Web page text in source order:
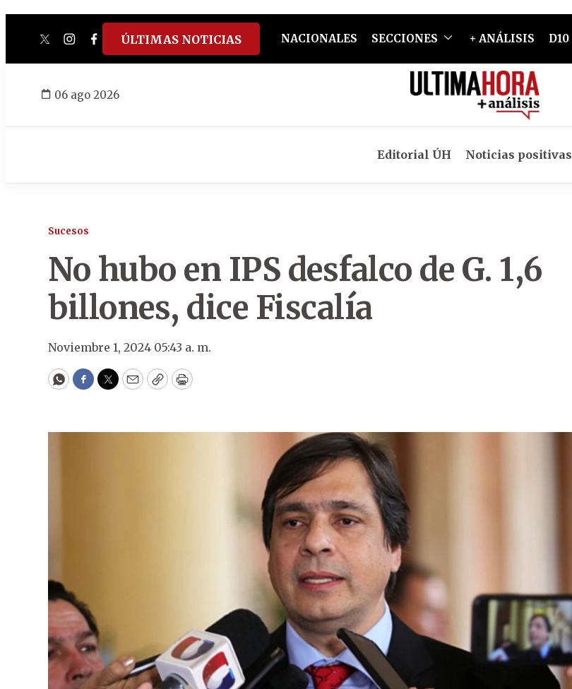
twitterinstagram
facebook
tiktokyoutube
spotify
ÚLTIMAS NOTICIAS NACIONALES SECCIONES + ANÁLISIS D10
06 ago 2026
Editorial ÚH Noticias positivas
Sucesos
No hubo en IPS desfalco de G. 1,6
billones, dice Fiscalía
Noviembre 1, 2024 05:43 a. m.
WhatsApp
Facebook
Twitter
EmailCopyPrint